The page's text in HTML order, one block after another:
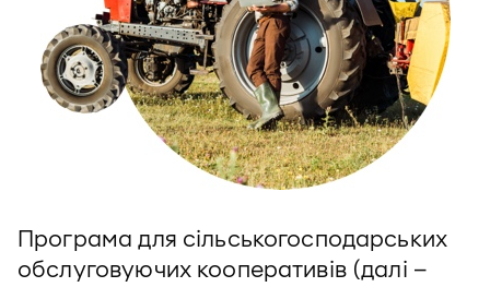
Програма для сільськогосподарських
обслуговуючих кооперативів (далі –